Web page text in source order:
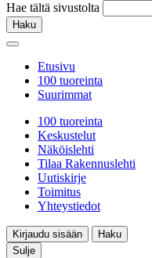
Hae tältä sivustolta
Haku
Etusivu
100 tuoreinta
Suurimmat
100 tuoreinta
Keskustelut
Näköislehti
Tilaa Rakennuslehti
Uutiskirje
Toimitus
Yhteystiedot
Kirjaudu sisään
Haku
Sulje